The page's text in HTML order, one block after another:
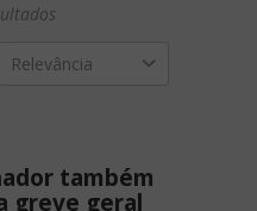
Relevância
também
greve geral